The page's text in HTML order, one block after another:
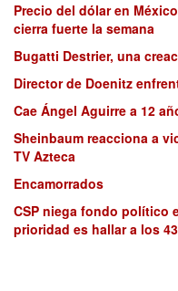
Precio del dólar en
cierra fuerte la semana
Bugatti Destrier, una
Director de Doenitz
Cae Ángel Aguirre a 12
Sheinbaum reacciona a
TV Azteca
Encamorrados
CSP niega fondo político
prioridad es hallar a los 43